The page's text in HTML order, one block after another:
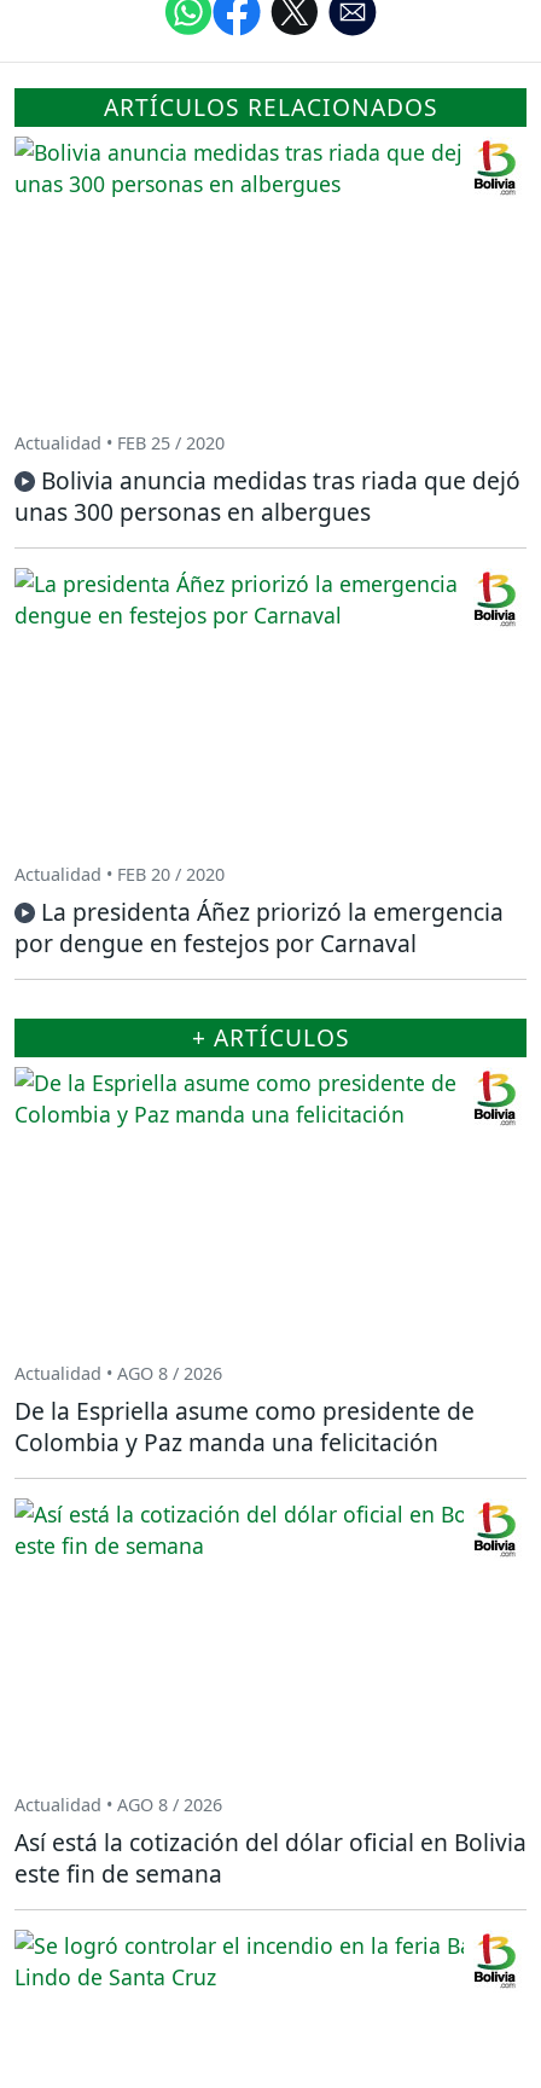
ARTÍCULOS RELACIONADOS
Actualidad • FEB 25 / 2020
Bolivia anuncia medidas tras riada que dejó
unas 300 personas en albergues
Actualidad • FEB 20 / 2020
La presidenta Áñez priorizó la emergencia
por dengue en festejos por Carnaval
+ ARTÍCULOS
Actualidad • AGO 8 / 2026
De la Espriella asume como presidente de
Colombia y Paz manda una felicitación
Actualidad • AGO 8 / 2026
Así está la cotización del dólar oficial en Bolivia
este fin de semana